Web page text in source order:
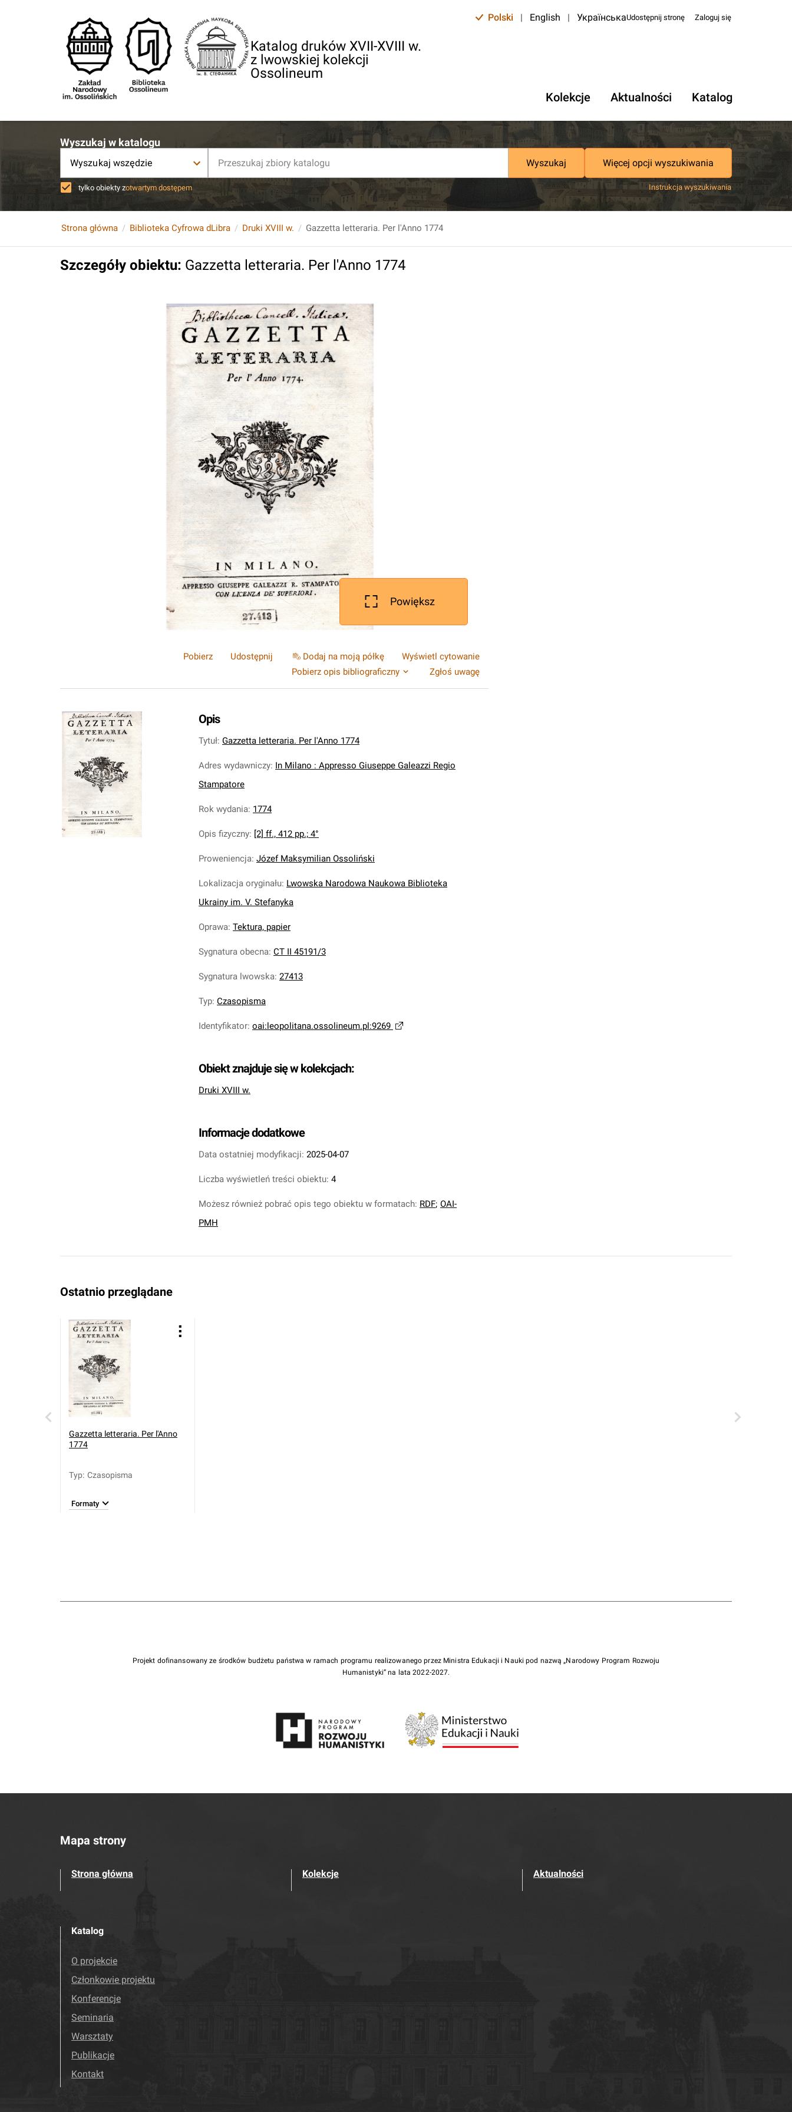
Katalog druków XVII-XVIII w.
z lwowskiej kolekcji
Ossolineum
Polski | English | УкраїнськаUdostępnij stronę Zaloguj się
Kolekcje Aktualności Katalog
Wyszukaj w katalogu
Wyszukaj wszędzie Wyszukaj Więcej opcji wyszukiwania
tylko obiekty zotwartym dostępem Instrukcja wyszukiwania
Strona główna Biblioteka Cyfrowa dLibra Druki XVIII w. Gazzetta letteraria. Per l'Anno 1774
Szczegóły obiektu: Gazzetta letteraria. Per l'Anno 1774
Powiększ
Pobierz Udostępnij Dodaj na moją półkę
Wyświetl cytowanie
Pobierz opis bibliograficzny
Zgłoś uwagę
Opis
Tytuł: Gazzetta letteraria. Per l'Anno 1774
Adres wydawniczy: In Milano : Appresso Giuseppe Galeazzi Regio
Stampatore
Rok wydania: 1774
Opis fizyczny: [2] ff., 412 pp.; 4°
Proweniencja: Józef Maksymilian Ossoliński
Lokalizacja oryginału: Lwowska Narodowa Naukowa Biblioteka
Ukrainy im. V. Stefanyka
Oprawa: Tektura, papier
Sygnatura obecna: CT II 45191/3
Sygnatura lwowska: 27413
Typ: Czasopisma
Identyfikator: oai:leopolitana.ossolineum.pl:9269
Obiekt znajduje się w kolekcjach:
Druki XVIII w.
Informacje dodatkowe
Data ostatniej modyfikacji: 2025-04-07
Liczba wyświetleń treści obiektu: 4
Możesz również pobrać opis tego obiektu w formatach: RDF; OAI-
PMH
Ostatnio przeglądane
Gazzetta letteraria. Per l'Anno
1774
Typ: Czasopisma
Formaty
Projekt dofinansowany ze środków budżetu państwa w ramach programu realizowanego przez Ministra Edukacji i Nauki pod nazwą „Narodowy Program Rozwoju
Humanistyki” na lata 2022-2027.
Mapa strony
Strona główna Kolekcje Aktualności
Katalog
O projekcie
Członkowie projektu
Konferencje
Seminaria
Warsztaty
Publikacje
Kontakt